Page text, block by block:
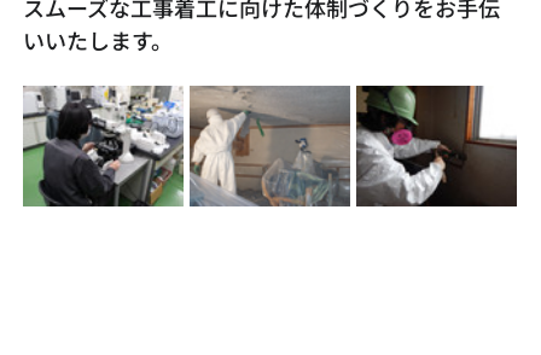
スムーズな工事着工に向けた体制づくりをお手伝
いいたします。